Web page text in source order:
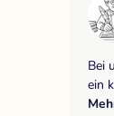
Bei
ein